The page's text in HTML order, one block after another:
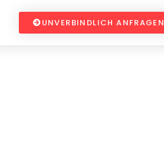
UNVERBINDLICH ANFRAGEN